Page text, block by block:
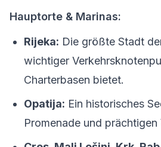
Hauptorte & Marinas:
Rijeka: Die größte Stadt
wichtiger
Charterbasen bietet.
Opatija: Ein historisches
Promenade und prächtigen